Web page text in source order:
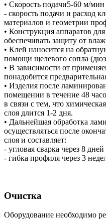
• Скорость подачи5-60 м/мин
- скорость подачи и расход
материалов и геометрии
• Конструкция аппаратов
обеспечивать защиту от
• Клей наносится на
помощи щелевого сопла
• В зависимости от
понадобится
• Изделия после
помещении в течение 48
в связи с тем, что
слоя длится 1-2 дня.
• Дальнейшая обработка
осуществляться после
слоя и составляет:
- угловая сварка через 8 дней
- гибка профиля через 3
Очистка
Оборудование необходимо